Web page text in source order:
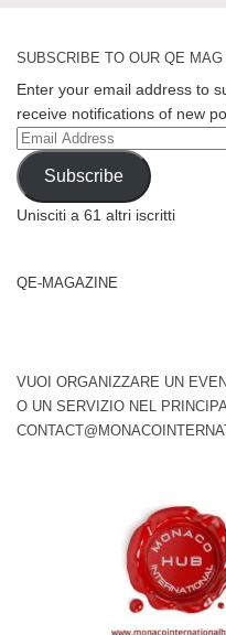
SUBSCRIBE TO OUR QE
Enter your email address to
receive notifications of new
Email
Address
Subscribe
Unisciti a 61 altri iscritti
QE-MAGAZINE
VUOI ORGANIZZARE UN
O UN SERVIZIO NEL